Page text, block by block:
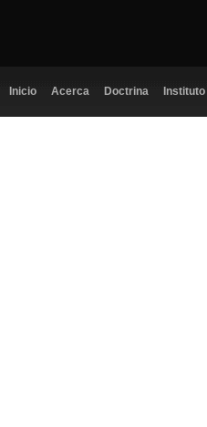
Inicio Acerca Doctrina